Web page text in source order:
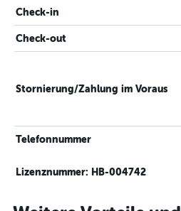
Check-in
Check-out
Stornierung/Zahlung im Voraus
Telefonnummer
Lizenznummer: HB-004742